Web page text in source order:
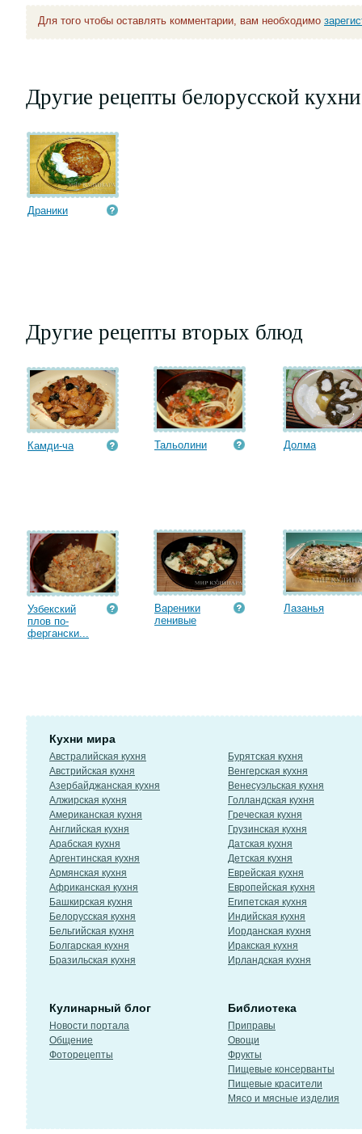
Для того чтобы оставлять комментарии, вам необходимо
Другие рецепты белорусской кухни
Драники
Другие рецепты вторых блюд
Камди-ча Тальолини Долма
Узбекский
плов по-
фергански...
Вареники
ленивые
Лазанья
Кухни мира
Австралийская кухня
Австрийская кухня
Азербайджанская кухня
Алжирская кухня
Американская кухня
Английская кухня
Арабская кухня
Аргентинская кухня
Армянская кухня
Африканская кухня
Башкирская кухня
Белорусская кухня
Бельгийская кухня
Болгарская кухня
Бразильская кухня
Бурятская кухня
Венгерская кухня
Венесуэльская кухня
Голландская кухня
Греческая кухня
Грузинская кухня
Датская кухня
Детская кухня
Еврейская кухня
Европейская кухня
Египетская кухня
Индийская кухня
Иорданская кухня
Иракская кухня
Ирландская кухня
Кулинарный блог
Новости портала
Общение
Фоторецепты
Библиотека
Приправы
Овощи
Фрукты
Пищевые консерванты
Пищевые красители
Мясо и мясные изделия